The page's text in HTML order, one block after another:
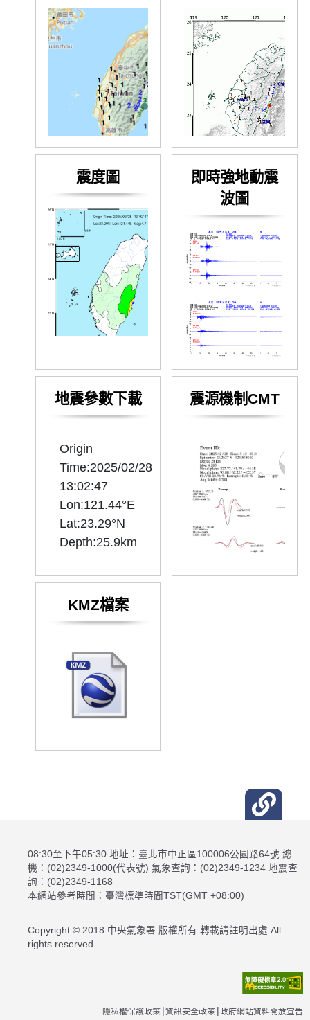
震度圖
即時強地動震
波圖
地震參數下載
Origin
Time:2025/02/28
13:02:47
Lon:121.44°E
Lat:23.29°N
震源機制CMT
KMZ檔案
08:30至下午05:30 地址：臺北市中正區100006公園路64號 總
機：(02)2349-1000(代表號) 氣象查詢：(02)2349-1234 地震查
詢：(02)2349-1168
本網站參考時間：臺灣標準時間TST(GMT +08:00)
Copyright © 2018 中央氣象署 版權所有 轉載請註明出處 All
rights reserved.
隱私權保護政策 資訊安全政策 政府網站資料開放宣告